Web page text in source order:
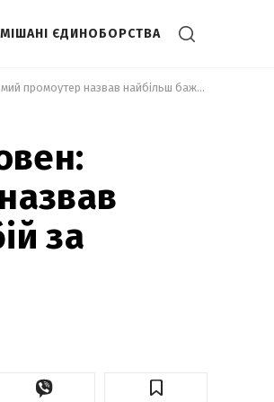
ЄДИНОБОРСТВА
Не Кабаєл і не Верховен: відомий промоутер назвав найбільш бажаний бій за участю Усика
за